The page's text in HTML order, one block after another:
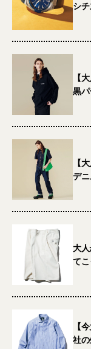
シ
【
黒パ
【
デニ
大
てこ
【
社